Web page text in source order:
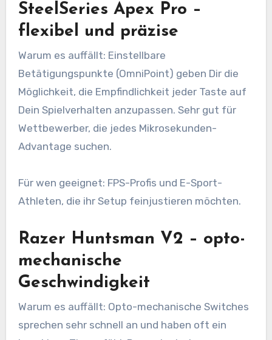
SteelSeries Apex Pro –
flexibel und präzise
Warum es auffällt: Einstellbare
Betätigungspunkte (OmniPoint) geben Dir die
Möglichkeit, die Empfindlichkeit jeder Taste auf
Dein Spielverhalten anzupassen. Sehr gut für
Wettbewerber, die jedes Mikrosekunden-
Advantage suchen.
Für wen geeignet: FPS-Profis und E-Sport-
Athleten, die ihr Setup feinjustieren möchten.
Razer Huntsman V2 – opto-
mechanische
Geschwindigkeit
Warum es auffällt: Opto-mechanische Switches
sprechen sehr schnell an und haben oft ein